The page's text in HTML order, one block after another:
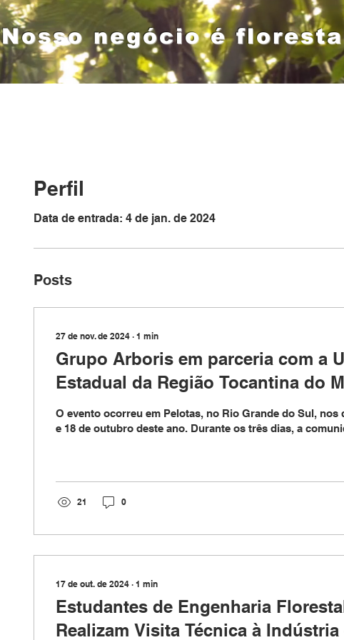
Nosso negócio é
Perfil
Data de entrada: 4 de jan. de 2024
Posts
27 de nov. de 2024 ∙ 1 min
Grupo Arboris em parceria com a
Estadual da Região Tocantina do
Universidade Federal da Bahia,
presente do VI Congresso
O evento ocorreu em Pelotas, no Rio Grande do Sul, nos
e 18 de outubro deste ano. Durante os três dias, a
21 0
17 de out. de 2024 ∙ 1 min
Estudantes de Engenharia
Realizam Visita Técnica à Indústria